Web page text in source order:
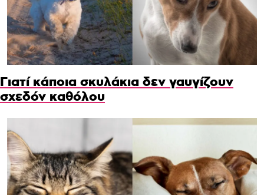
Γιατί κάποια σκυλάκια δεν γαυγίζουν
σχεδόν καθόλου